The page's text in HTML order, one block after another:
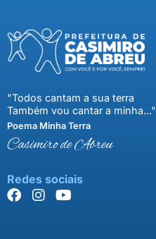
"Todos cantam a sua terra
Também vou cantar a minha..."
Poema Minha Terra
Casimiro de Abreu
Redes sociais